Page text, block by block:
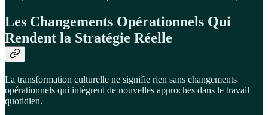
Les Changements Opérationnels Qui
Rendent la Stratégie Réelle
La transformation culturelle ne signifie rien sans changements
opérationnels qui intègrent de nouvelles approches dans le travail
quotidien.